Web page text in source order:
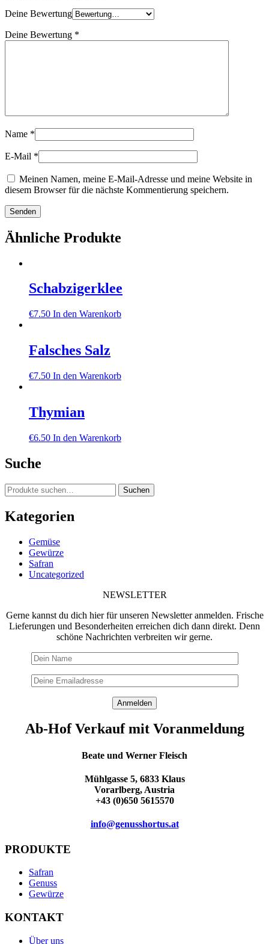
Deine Bewertung
Deine Bewertung *
Name *
E-Mail *
Meinen Namen, meine E-Mail-Adresse und meine Website in
diesem Browser für die nächste Kommentierung speichern.
Ähnliche Produkte
Schabzigerklee
€7.50 In den Warenkorb
Falsches Salz
€7.50 In den Warenkorb
Thymian
€6.50 In den Warenkorb
Suche
Suche
nach:
Suchen
Kategorien
Gemüse
Gewürze
Safran
Uncategorized
NEWSLETTER
Gerne kannst du dich hier für unseren Newsletter anmelden. Frische
Lieferungen und Besonderheiten erreichen dich dann direkt. Denn
schöne Nachrichten verbreiten wir gerne.
Ab-Hof Verkauf mit Voranmeldung
Beate und Werner Fleisch
Mühlgasse 5, 6833 Klaus
Vorarlberg, Austria
+43 (0)650 5615570
info@genusshortus.at
PRODUKTE
Safran
Genuss
Gewürze
KONTAKT
Über uns